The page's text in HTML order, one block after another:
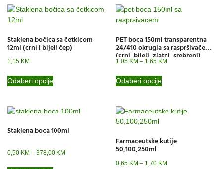
Staklena bočica sa četkicom
12ml (crni i bijeli čep)
1,15 KM
Odaberi opcije
PET boca 150ml transparentna
24/410 okrugla sa raspršivačem
(crni, bijeli, zlatni, srebreni)
1,05 KM – 1,65 KM
Odaberi opcije
Staklena boca 100ml
0,50 KM – 378,00 KM
Farmaceutske kutije
50,100,250ml
0,65 KM – 1,70 KM